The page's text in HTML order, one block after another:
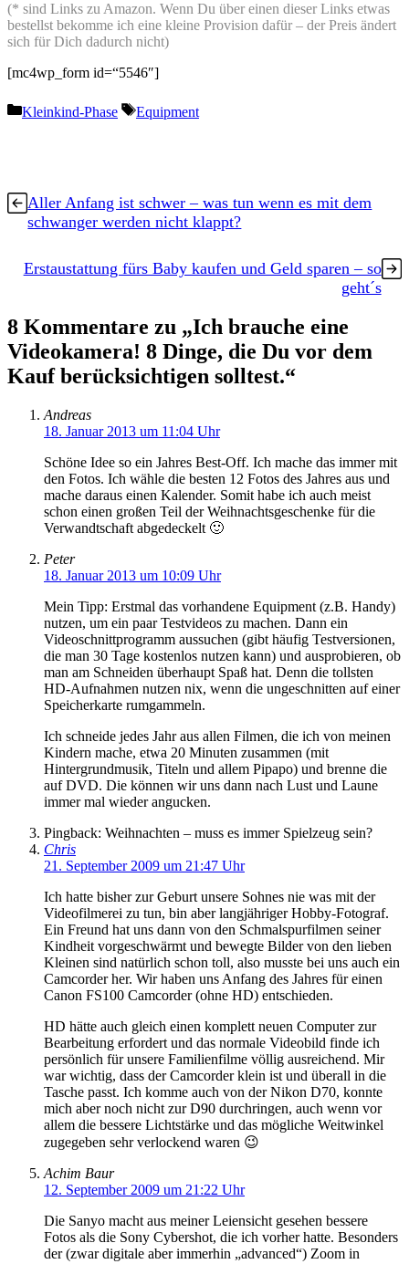
(* sind Links zu Amazon. Wenn Du über einen dieser Links etwas
bestellst bekomme ich eine kleine Provision dafür – der Preis ändert
sich für Dich dadurch nicht)
[mc4wp_form id=“5546″]
Kategorien
Kleinkind-Phase Schlagwörter
Equipment
Aller Anfang ist schwer – was tun wenn es mit dem
schwanger werden nicht klappt?
Erstaustattung fürs Baby kaufen und Geld sparen – so
geht´s
8 Kommentare zu „Ich brauche eine
Videokamera! 8 Dinge, die Du vor dem
Kauf berücksichtigen solltest.“
Andreas
18. Januar 2013 um 11:04 Uhr
Schöne Idee so ein Jahres Best-Off. Ich mache das immer mit
den Fotos. Ich wähle die besten 12 Fotos des Jahres aus und
mache daraus einen Kalender. Somit habe ich auch meist
schon einen großen Teil der Weihnachtsgeschenke für die
Verwandtschaft abgedeckelt 🙂
Peter
18. Januar 2013 um 10:09 Uhr
Mein Tipp: Erstmal das vorhandene Equipment (z.B. Handy)
nutzen, um ein paar Testvideos zu machen. Dann ein
Videoschnittprogramm aussuchen (gibt häufig Testversionen,
die man 30 Tage kostenlos nutzen kann) und ausprobieren, ob
man am Schneiden überhaupt Spaß hat. Denn die tollsten
HD-Aufnahmen nutzen nix, wenn die ungeschnitten auf einer
Speicherkarte rumgammeln.
Ich schneide jedes Jahr aus allen Filmen, die ich von meinen
Kindern mache, etwa 20 Minuten zusammen (mit
Hintergrundmusik, Titeln und allem Pipapo) und brenne die
auf DVD. Die können wir uns dann nach Lust und Laune
immer mal wieder angucken.
Pingback: Weihnachten – muss es immer Spielzeug sein?
Chris
21. September 2009 um 21:47 Uhr
Ich hatte bisher zur Geburt unsere Sohnes nie was mit der
Videofilmerei zu tun, bin aber langjähriger Hobby-Fotograf.
Ein Freund hat uns dann von den Schmalspurfilmen seiner
Kindheit vorgeschwärmt und bewegte Bilder von den lieben
Kleinen sind natürlich schon toll, also musste bei uns auch ein
Camcorder her. Wir haben uns Anfang des Jahres für einen
Canon FS100 Camcorder (ohne HD) entschieden.
HD hätte auch gleich einen komplett neuen Computer zur
Bearbeitung erfordert und das normale Videobild finde ich
persönlich für unsere Familienfilme völlig ausreichend. Mir
war wichtig, dass der Camcorder klein ist und überall in die
Tasche passt. Ich komme auch von der Nikon D70, konnte
mich aber noch nicht zur D90 durchringen, auch wenn vor
allem die bessere Lichtstärke und das mögliche Weitwinkel
zugegeben sehr verlockend waren 😉
Achim Baur
12. September 2009 um 21:22 Uhr
Die Sanyo macht aus meiner Leiensicht gesehen bessere
Fotos als die Sony Cybershot, die ich vorher hatte. Besonders
der (zwar digitale aber immerhin „advanced“) Zoom in